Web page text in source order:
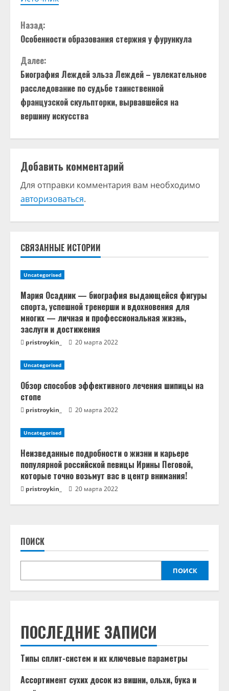
П
р
о
д
о
л
ж
и
т
ь
ч
т
е
н
и
е
Назад:
Особенности образования стержня у фурункула
Далее:
Биография Леждей эльза Леждей – увлекательное
расследование по судьбе таинственной
французской скульпторки, вырвавшейся на
вершину искусства
Добавить комментарий
Для отправки комментария вам необходимо
авторизоваться.
СВЯЗАННЫЕ ИСТОРИИ
Uncategorised
Мария Осадник — биография выдающейся фигуры
спорта, успешной тренерши и вдохновения для
многих — личная и профессиональная жизнь,
заслуги и достижения
pristroykin_ 20 марта 2022
Uncategorised
Обзор способов эффективного лечения шипицы на
стопе
pristroykin_ 20 марта 2022
Uncategorised
Неизведанные подробности о жизни и карьере
популярной российской певицы Ирины Пеговой,
которые точно возьмут вас в центр внимания!
pristroykin_ 20 марта 2022
ПОИСК
ПОИСК
ПОСЛЕДНИЕ ЗАПИСИ
Типы сплит-систем и их ключевые параметры
Ассортимент сухих досок из вишни, ольхи, бука и